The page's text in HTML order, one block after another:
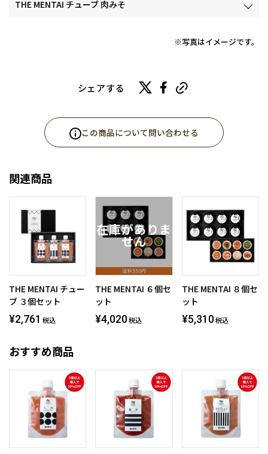
THE MENTAI チューブ 肉みそ
※写真はイメージです。
シェアする
この商品について問い合わせる
関連商品
THE MENTAI チュー
ブ ３個セット
¥2,761 税込
THE MENTAI ６個セ
ット
¥4,020 税込
THE MENTAI ８個セ
ット
¥5,310 税込
おすすめ商品